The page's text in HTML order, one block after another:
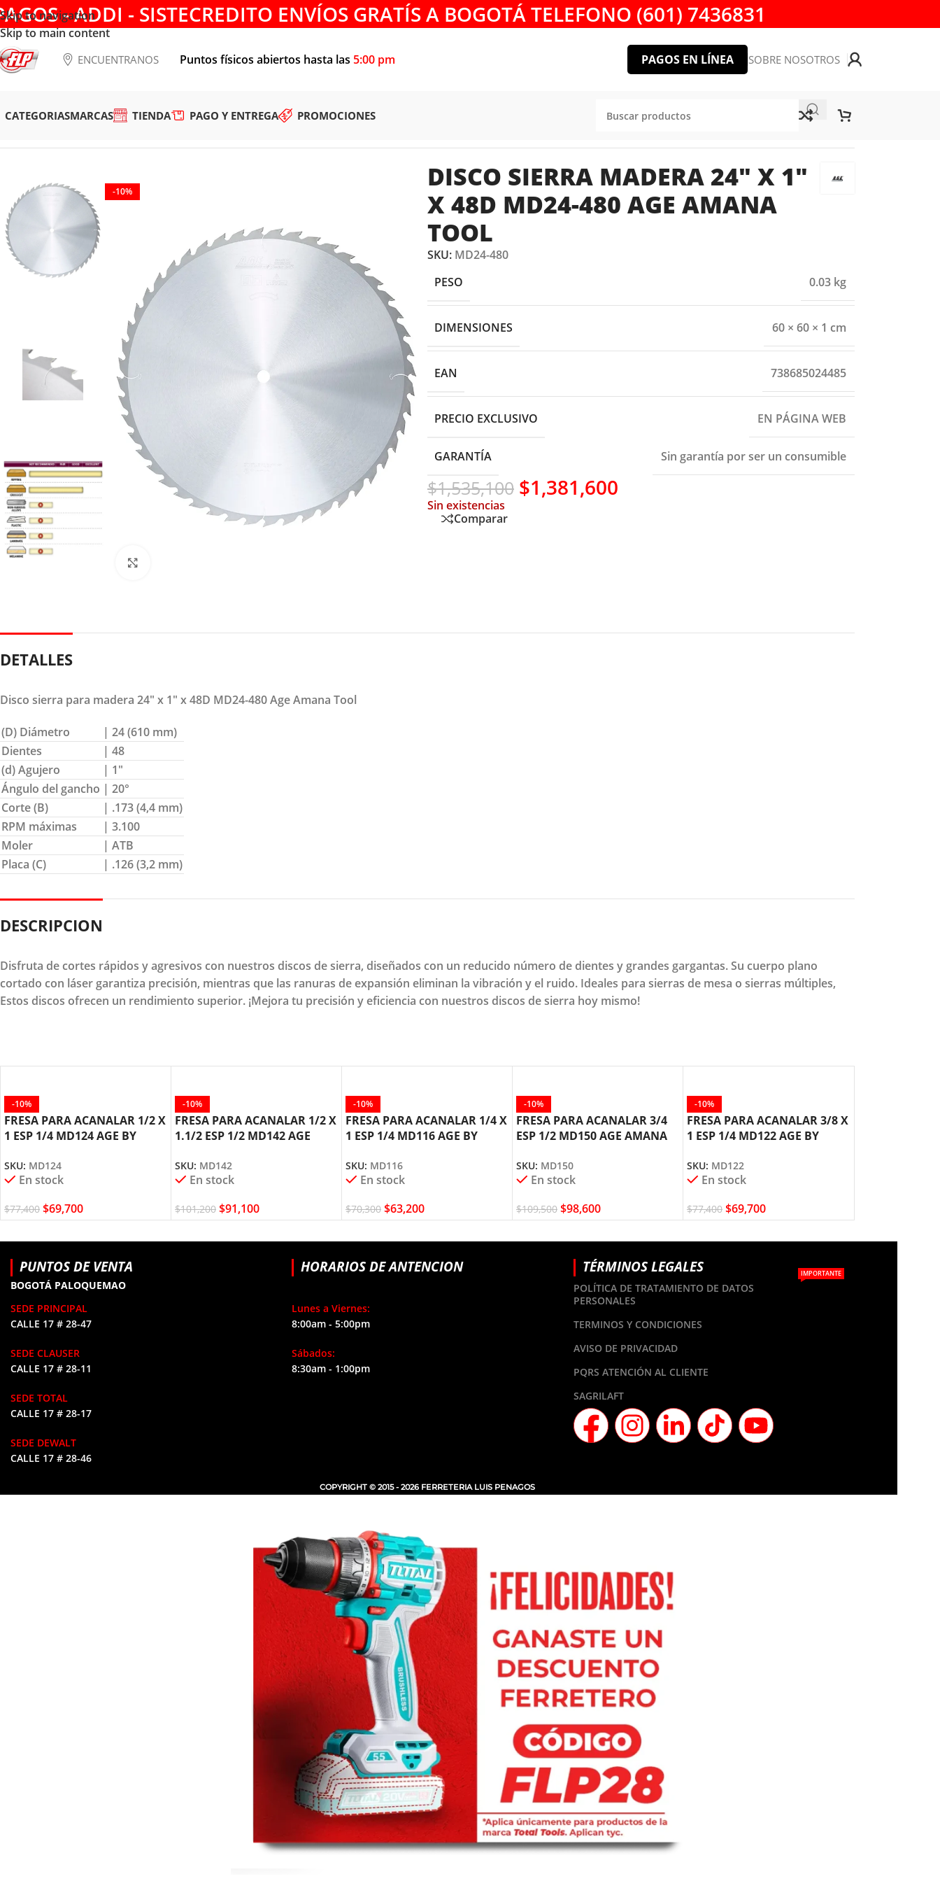
Skip to navigation
Skip to main content
- ADDI - SISTECREDITO ENVÍOS GRATÍS A BOGOTÁ TELEFONO (601) 7436831
ENCUENTRANOS Puntos físicos abiertos hasta las 5:00 pm PAGOS EN LÍNEA SOBRE NOSOTROS
CATEGORIASMARCAS TIENDA PAGO Y ENTREGA PROMOCIONES
-10%
DISCO SIERRA MADERA 24″ X 1″
X 48D MD24-480 AGE AMANA
TOOL
SKU: MD24-480
PESO
0.03 kg
DIMENSIONES 60 × 60 × 1 cm
EAN 738685024485
PRECIO EXCLUSIVO EN PÁGINA WEB
GARANTÍA Sin garantía por ser un consumible
$1,535,100 $1,381,600
Sin existencias
Comparar
DETALLES
Disco sierra para madera 24″ x 1″ x 48D MD24-480 Age Amana Tool
(D) Diámetro
| 24 (610 mm)
Dientes
| 48
(d) Agujero
| 1″
Ángulo del gancho | 20°
Corte (B)
| .173 (4,4 mm)
RPM máximas
| 3.100
Moler
| ATB
Placa (C)
| .126 (3,2 mm)
DESCRIPCION
Disfruta de cortes rápidos y agresivos con nuestros discos de sierra, diseñados con un reducido número de dientes y grandes gargantas. Su cuerpo plano
cortado con láser garantiza precisión, mientras que las ranuras de expansión eliminan la vibración y el ruido. Ideales para sierras de mesa o sierras múltiples,
Estos discos ofrecen un rendimiento superior. ¡Mejora tu precisión y eficiencia con nuestros discos de sierra hoy mismo!
-10%
FRESA PARA ACANALAR 1/2 X
1 ESP 1/4 MD124 AGE BY
SKU: MD124
En stock
$77,400 $69,700
-10%
FRESA PARA ACANALAR 1/2 X
1.1/2 ESP 1/2 MD142 AGE
SKU: MD142
En stock
$101,200 $91,100
-10%
FRESA PARA ACANALAR 1/4 X
1 ESP 1/4 MD116 AGE BY
SKU: MD116
En stock
$70,300 $63,200
-10%
FRESA PARA ACANALAR 3/4
ESP 1/2 MD150 AGE AMANA
SKU: MD150
En stock
$109,500 $98,600
-10%
FRESA PARA ACANALAR 3/8 X
1 ESP 1/4 MD122 AGE BY
SKU: MD122
En stock
$77,400 $69,700
PUNTOS DE VENTA
BOGOTÁ PALOQUEMAO
SEDE PRINCIPAL
CALLE 17 # 28-47
SEDE CLAUSER
CALLE 17 # 28-11
SEDE TOTAL
CALLE 17 # 28-17
SEDE DEWALT
CALLE 17 # 28-46
HORARIOS DE ANTENCION
Lunes a Viernes:
8:00am - 5:00pm
Sábados:
8:30am - 1:00pm
TÉRMINOS LEGALES
POLÍTICA DE TRATAMIENTO DE DATOS
PERSONALES
IMPORTANTE
TERMINOS Y CONDICIONES
AVISO DE PRIVACIDAD
PQRS ATENCIÓN AL CLIENTE
SAGRILAFT
COPYRIGHT © 2015 - 2026 FERRETERIA LUIS PENAGOS